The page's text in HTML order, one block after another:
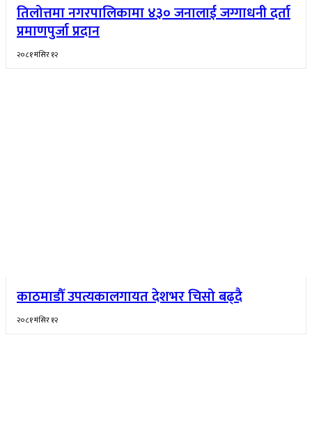
तिलोत्तमा नगरपालिकामा ४३० जनालाई जग्गाधनी दर्ता
प्रमाणपुर्जा प्रदान
२०८१ मंसिर १२
काठमाडौँ उपत्यकालगायत देशभर चिसो बढ्दै
२०८१ मंसिर १२